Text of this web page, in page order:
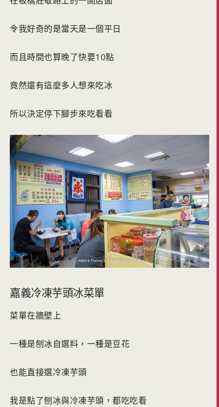
令我好奇的是當天是一個平日
而且時間也算晚了快要10點
竟然還有這麼多人想來吃冰
所以決定停下腳步來吃看看
嘉義冷凍芋頭冰菜單
菜單在牆壁上
一種是刨冰自選料，一種是豆花
也能直接選冷凍芋頭
我是點了刨冰與冷凍芋頭，都吃吃看